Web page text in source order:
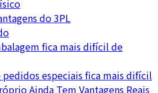
do 3PL
fica mais difícil de
especiais fica mais difícil
Ainda Tem Vantagens Reais